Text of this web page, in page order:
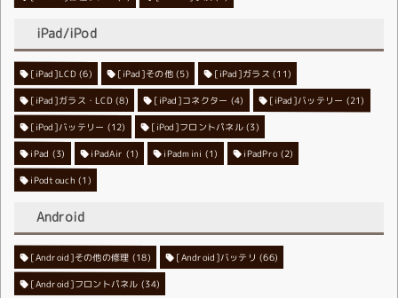
iPad/iPod
[iPad]LCD(6) [iPad]その他 (5) [iPad]ガラス (11)
[iPad]ガラス・LCD(8) [iPad]コネクター (4) [iPad]バッテリー (21)
[iPod]バッテリー (12) [iPod]フロントパネル(3)
iPad (3) iPadAir (1) iPadmini (1) iPadPro(2)
iPodtouch (1)
Android
[Android]その他の修理 (18) [Android]バッテリ (66)
[Android]フロントパネル (34)